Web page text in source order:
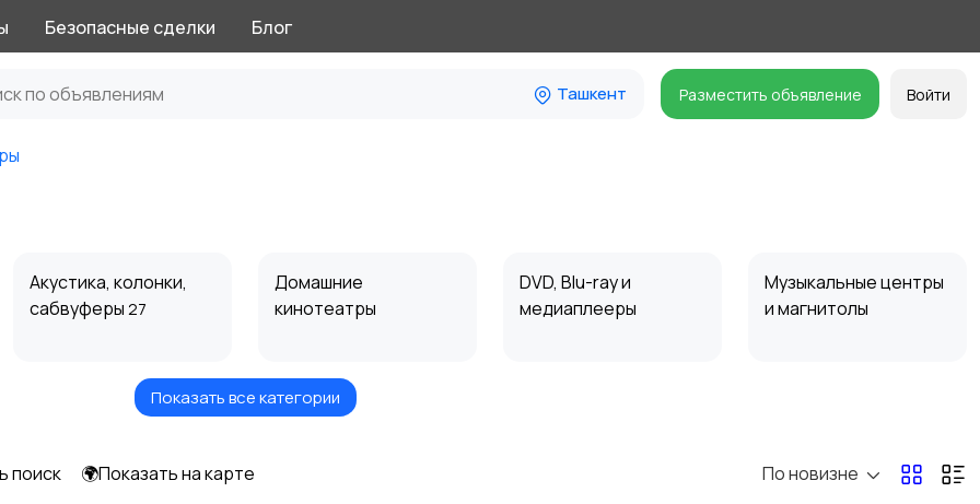
Безопасные сделки Блог
Ташкент Разместить объявление Войти
Акустика, колонки,
сабвуферы 27
Домашние
кинотеатры
DVD, Blu-ray и
медиаплееры
Музыкальные центры
и магнитолы
Спутниковое и
Аудиоусилители и
Показать все категории
поиск 🌍Показать на карте По новизне